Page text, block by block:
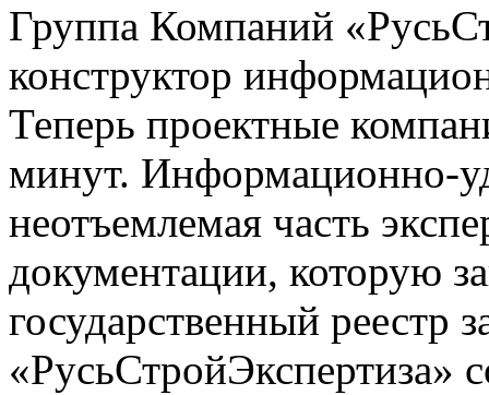
Группа Компаний
конструктор
Теперь проектные
минут. Информационно-
неотъемлемая часть
документации, которую
государственный реестр
«РусьСтройЭкспертиза»